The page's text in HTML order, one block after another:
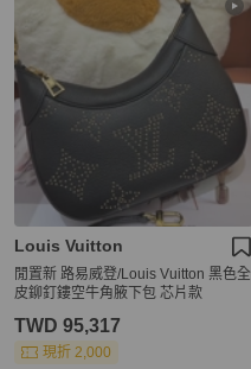
Louis Vuitton
閒置新 路易威登/Louis Vuitton 黑色全
皮鉚釘鏤空牛角腋下包 芯片款
TWD 95,317
現折 2,000